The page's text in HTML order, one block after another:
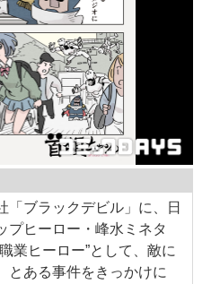
「ブラックデビル」に、日
プヒーロー・峰水ミネタ
業ヒーロー”として、敵に
とある事件をきっかけに